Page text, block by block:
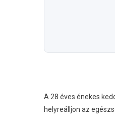
A 28 éves énekes
helyreálljon az